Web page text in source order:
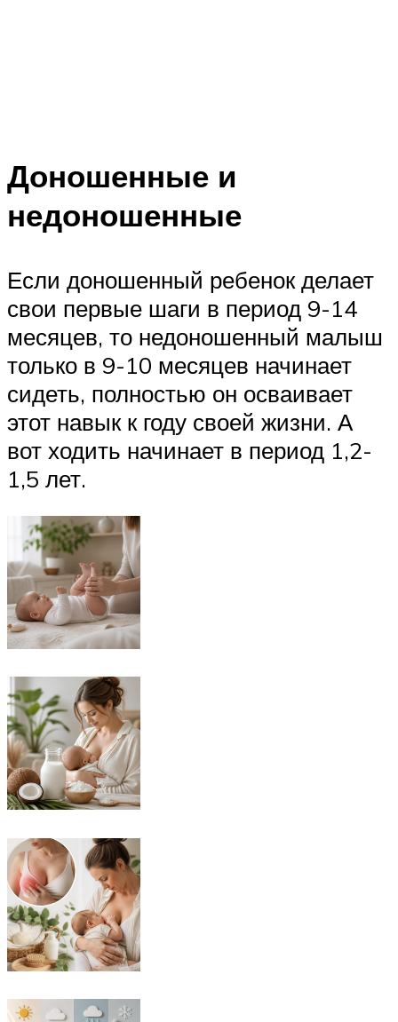
Доношенные и
недоношенные
Если доношенный ребенок делает
свои первые шаги в период 9-14
месяцев, то недоношенный малыш
только в 9-10 месяцев начинает
сидеть, полностью он осваивает
этот навык к году своей жизни. А
вот ходить начинает в период 1,2-
1,5 лет.